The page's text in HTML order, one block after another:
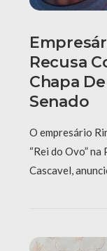
Recusa
Chapa
Senado
O empresário
“Rei do Ovo”
Cascavel,